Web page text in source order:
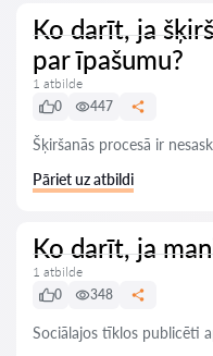
Ko darīt, ja
par īpašumu?
1 atbilde
0
447
Šķiršanās procesā ir
Pāriet uz atbildi
Ko darīt, ja
1 atbilde
0
348
Sociālajos tīklos publicēti